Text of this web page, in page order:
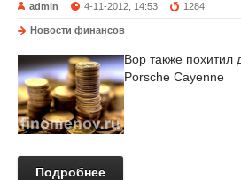
admin 4-11-2012, 14:53 1284
Новости финансов
Вор также похитил
Porsche Cayenne
Подробнее